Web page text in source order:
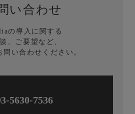
い合わせ
の導入に関する
、ご要望など、
問い合わせください。
5630-7536